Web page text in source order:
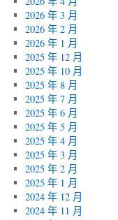
2026 年 3 月
2026 年 2 月
2026 年 1 月
2025 年 12 月
2025 年 10 月
2025 年 8 月
2025 年 7 月
2025 年 6 月
2025 年 5 月
2025 年 4 月
2025 年 3 月
2025 年 2 月
2025 年 1 月
2024 年 12 月
2024 年 11 月